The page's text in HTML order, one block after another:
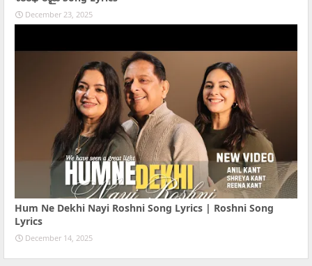
December 23, 2025
Hum Ne Dekhi Nayi Roshni Song Lyrics | Roshni Song
Lyrics
December 14, 2025